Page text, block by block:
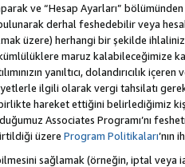
ve “Hesap Ayarları”
derhal feshedebilir veya
üzere) herhangi bir şekilde
maruz kalabileceğimize
yanıltıcı, dolandırıcılık
ilgili olarak vergi tahsilatı
hareket ettiğini belirlediğimiz
Associates Programı’nı
üzere Program Politikaları’nın
sağlamak (örneğin, iptal veya